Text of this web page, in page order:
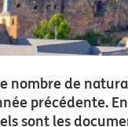
de
précédente.
sont les